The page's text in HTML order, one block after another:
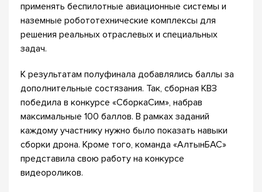
применять беспилотные авиационные системы и
наземные робототехнические комплексы для
решения реальных отраслевых и специальных
задач.
К результатам полуфинала добавлялись баллы за
дополнительные состязания. Так, сборная КВЗ
победила в конкурсе «СборкаСим», набрав
максимальные 100 баллов. В рамках заданий
каждому участнику нужно было показать навыки
сборки дрона. Кроме того, команда «АлтынБАС»
представила свою работу на конкурсе
видеороликов.